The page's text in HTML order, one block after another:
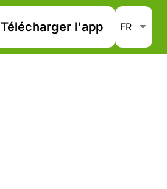
Télécharger l'app